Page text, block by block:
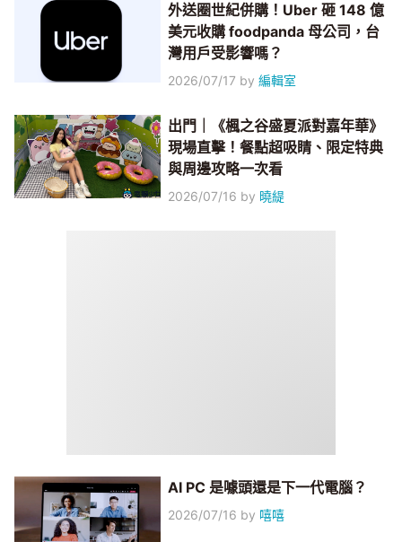
外送圈世紀併購！Uber 砸 148 億
美元收購 foodpanda 母公司，台
灣用戶受影響嗎？
2026/07/17 by編輯室
出門｜《楓之谷盛夏派對嘉年華》
現場直擊！餐點超吸睛、限定特典
與周邊攻略一次看
2026/07/16 by 曉緹
AI PC 是噱頭還是下一代電腦？
2026/07/16 by 嘻嘻